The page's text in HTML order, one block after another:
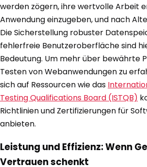
werden zögern, ihre wertvolle Arbeit
Anwendung einzugeben, und nach
Die Sicherstellung robuster
fehlerfreie Benutzeroberfläche sind
Bedeutung. Um mehr über bewährte
Testen von Webanwendungen zu
sich auf Ressourcen wie das
Testing Qualifications Board (ISTQB)
Richtlinien und Zertifizierungen für
anbieten.
Leistung und Effizienz: Wenn
Vertrauen schenkt